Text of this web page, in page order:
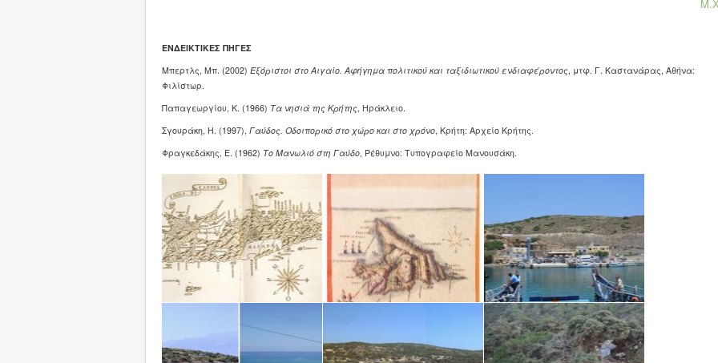
ΕΝΔΕΙΚΤΙΚΕΣ ΠΗΓΕΣ
Μπερτλς, Μπ. (2002) Εξόριστοι στο Αιγαίο. Αφήγημα πολιτικού και ταξιδιωτικού ενδιαφέροντος , μτφ. Γ. Καστανάρας, Αθήνα:
Φιλίστωρ.
Παπαγεωργίου, Κ. (1966) Τα νησιά της Κρήτης , Ηράκλειο.
Σγουράκη, Η. (1997), Γαύδος. Οδοιπορικό στο χώρο και στο χρόνο , Κρήτη: Αρχείο Κρήτης.
Φραγκεδάκης, Ε. (1962) Το Μανωλιό στη Γαύδο , Ρέθυμνο: Τυπογραφείο Μανουσάκη.